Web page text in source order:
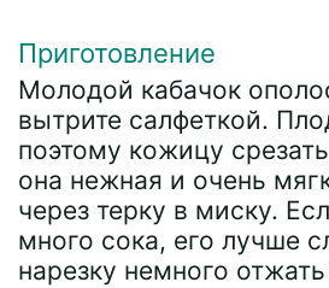
Приготовление
Молодой кабачок
вытрите салфеткой.
поэтому кожицу
она нежная и очень
через терку в миску.
много сока, его лучше
нарезку немного